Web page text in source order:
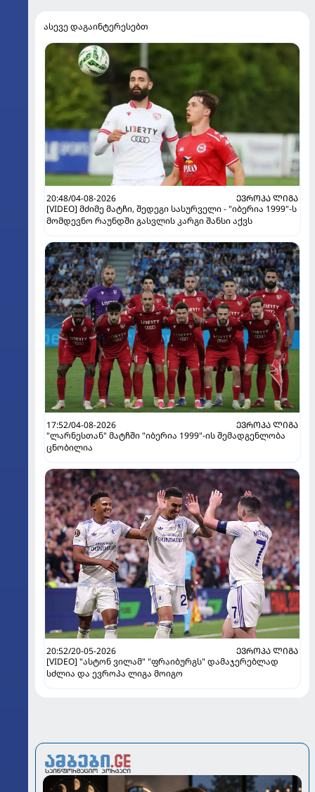
ასევე დაგაინტერესებთ
20:48/04-08-2026
ᲔᲕᲠᲝᲞᲐ ᲚᲘᲒᲐ
[VIDEO] მძიმე მატჩი, შედეგი სასურველი - "იბერია 1999"-ს
მომდევნო რაუნდში გასვლის კარგი შანსი აქვს
17:52/04-08-2026
ᲔᲕᲠᲝᲞᲐ ᲚᲘᲒᲐ
"ლარნესთან" მატჩში "იბერია 1999"-ის შემადგენლობა
ცნობილია
20:52/20-05-2026
ᲔᲕᲠᲝᲞᲐ ᲚᲘᲒᲐ
[VIDEO] "ასტონ ვილამ" "ფრაიბურგს" დამაჯერებლად
სძლია და ევროპა ლიგა მოიგო